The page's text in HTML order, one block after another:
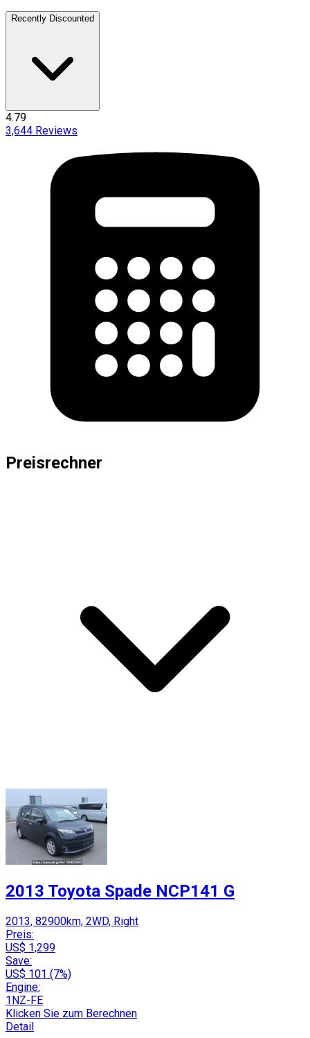
Recently Discounted
4.79
3,644 Reviews
Preisrechner
2013 Toyota Spade NCP141 G
2013, 82900km, 2WD, Right
Preis:
US$ 1,299
Save:
US$ 101 (7%)
Engine:
1NZ-FE
Klicken Sie zum Berechnen
Detail